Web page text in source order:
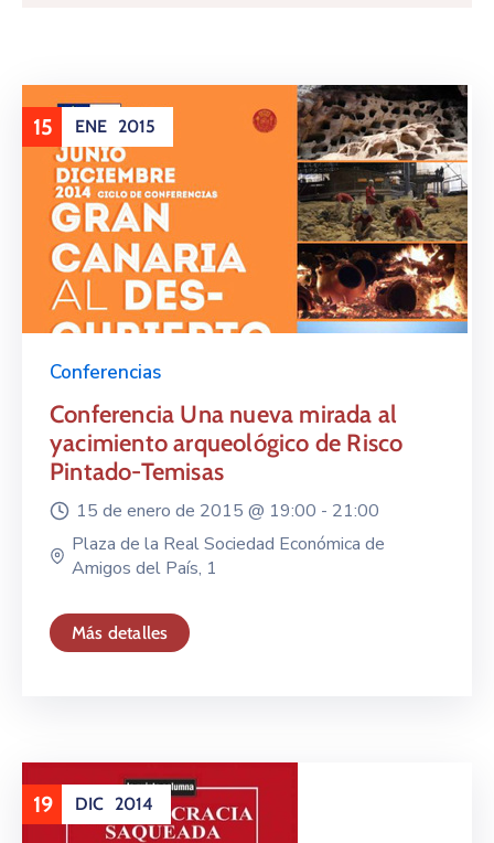
15 ENE 2015
Conferencias
Conferencia Una nueva mirada al
yacimiento arqueológico de Risco
Pintado-Temisas
15 de enero de 2015 @ 19:00 - 21:00
Plaza de la Real Sociedad Económica de
Amigos del País, 1
Más detalles
19 DIC 2014